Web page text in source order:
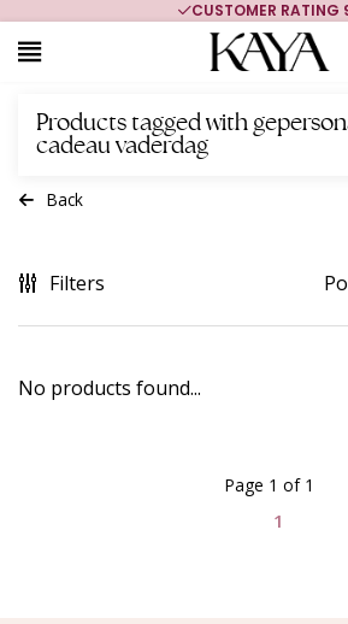
CUSTOMER RATING
Products tagged with
cadeau vaderdag
Back
Filters
No products found...
1
Page 1 of 1